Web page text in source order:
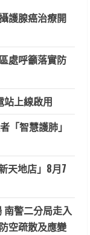
護腺癌治療開
處呼籲落實防
站上線啟用
「智慧護肺」
天地店」8月7
南警二分局走入
空疏散及應變